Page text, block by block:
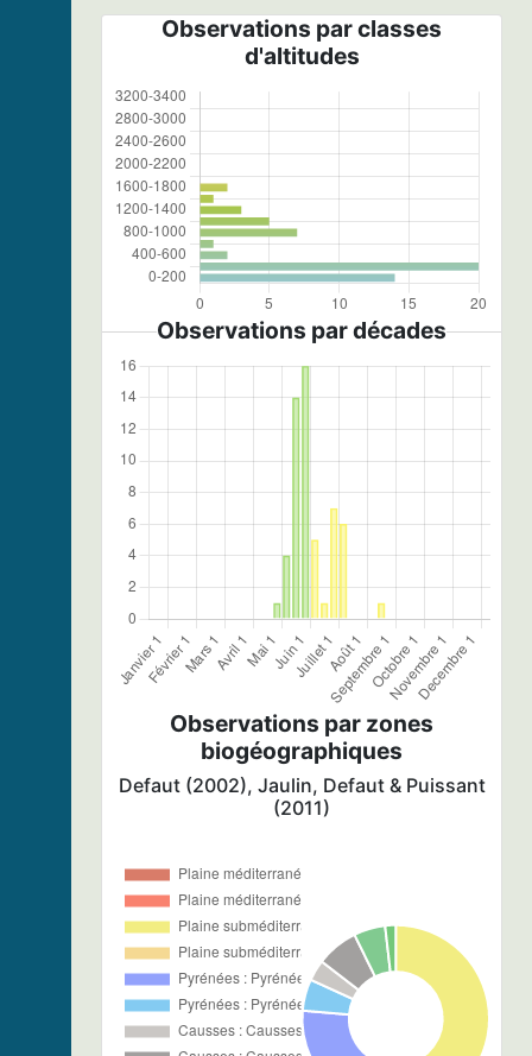
Observations par classes
d'altitudes
Observations par décades
Observations par zones
biogéographiques
Defaut (2002), Jaulin, Defaut & Puissant
(2011)